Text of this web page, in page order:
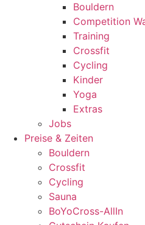
Bouldern
Competition
Training
Crossfit
Cycling
Kinder
Yoga
Extras
Jobs
Preise & Zeiten
Bouldern
Crossfit
Cycling
Sauna
BoYoCross-AllIn